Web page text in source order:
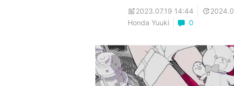
2023.07.19 14:44
Honda Yuuki
0